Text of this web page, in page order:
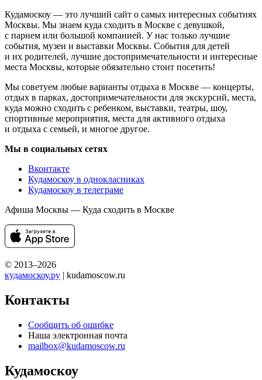
Кудамоскоу — это лучший сайт о самых интересных событиях
Москвы. Мы знаем куда сходить в Москве с девушкой,
с парнем или большой компанией. У нас только лучшие
события, музеи и выставки Москвы. События для детей
и их родителей, лучшие достопримечательности и интересные
места Москвы, которые обязательно стоит посетить!
Мы советуем любые варианты отдыха в Москве — концерты,
отдых в парках, достопримечательности для экскурсий, места,
куда можно сходить с ребенком, выставки, театры, шоу,
спортивные мероприятия, места для активного отдыха
и отдыха с семьей, и многое другое.
Мы в социальных сетях
Вконтакте
Кудамоскоу в однокласниках
Кудамоскоу в телеграме
Афиша Москвы — Куда сходить в Москве
© 2013–2026
кудамоскоу.ру | kudamoscow.ru
Контакты
Сообщить об ошибке
Наша электронная почта
mailbox@kudamoscow.ru
Кудамоскоу